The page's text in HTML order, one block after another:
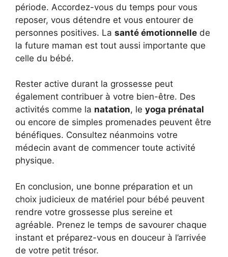
période. Accordez-vous du temps pour vous
reposer, vous détendre et vous entourer de
personnes positives. La santé émotionnelle de
la future maman est tout aussi importante que
celle du bébé.
Rester active durant la grossesse peut
également contribuer à votre bien-être. Des
activités comme la natation, le yoga prénatal
ou encore de simples promenades peuvent être
bénéfiques. Consultez néanmoins votre
médecin avant de commencer toute activité
physique.
En conclusion, une bonne préparation et un
choix judicieux de matériel pour bébé peuvent
rendre votre grossesse plus sereine et
agréable. Prenez le temps de savourer chaque
instant et préparez-vous en douceur à l’arrivée
de votre petit trésor.